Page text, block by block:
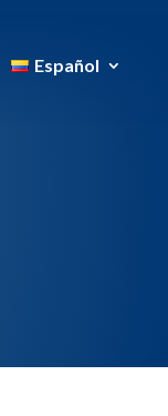
Español